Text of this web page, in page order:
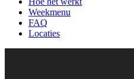
Weekmenu
FAQ
Locaties